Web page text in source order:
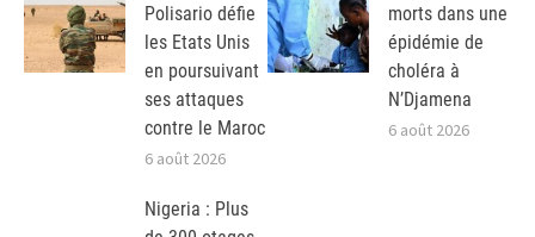
Polisario défie
les Etats Unis
en poursuivant
ses attaques
contre le Maroc
6 août 2026
morts dans une
épidémie de
choléra à
N’Djamena
6 août 2026
Nigeria : Plus